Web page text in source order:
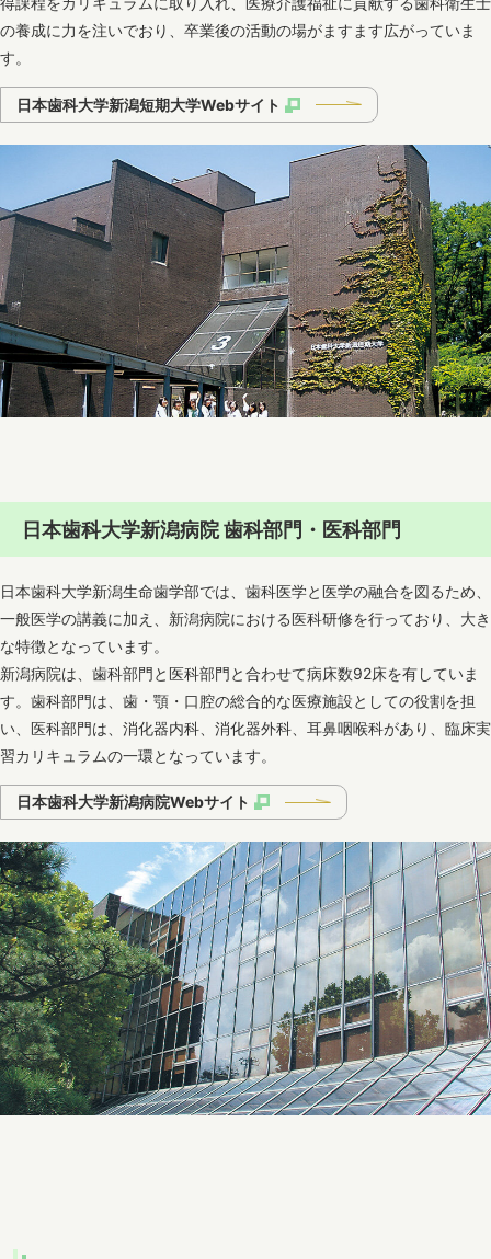
の養成に力を注いでおり、卒業後の活動の場がますます広がっていま
す。
日本歯科大学新潟短期大学Webサイト
日本歯科大学新潟病院 歯科部門・医科部門
日本歯科大学新潟生命歯学部では、歯科医学と医学の融合を図るため、
一般医学の講義に加え、新潟病院における医科研修を行っており、大き
な特徴となっています。
新潟病院は、歯科部門と医科部門と合わせて病床数92床を有していま
す。歯科部門は、歯・顎・口腔の総合的な医療施設としての役割を担
い、医科部門は、消化器内科、消化器外科、耳鼻咽喉科があり、臨床実
習カリキュラムの一環となっています。
日本歯科大学新潟病院Webサイト